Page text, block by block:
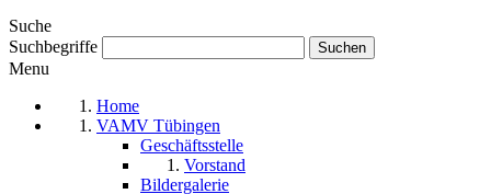
Suche
Suchbegriffe
Menu
Home
VAMV Tübingen
Geschäftsstelle
Vorstand
Bildergalerie